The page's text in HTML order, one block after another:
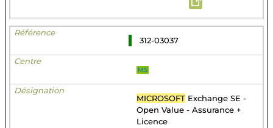
312-03037
MS
MICROSOFT Exchange SE -
Open Value - Assurance +
Licence